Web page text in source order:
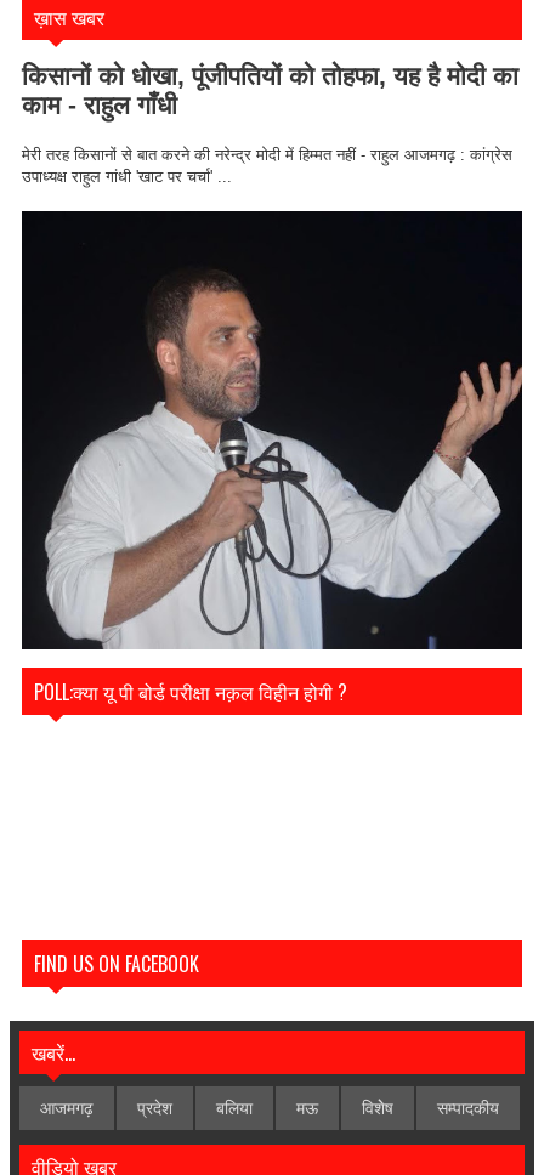
ख़ास खबर
किसानों को धोखा, पूंजीपतियों को तोहफा, यह है मोदी का
काम - राहुल गाँधी
मेरी तरह किसानों से बात करने की नरेन्द्र मोदी में हिम्मत नहीं - राहुल आजमगढ़ : कांग्रेस
उपाध्यक्ष राहुल गांधी 'खाट पर चर्चा' ...
POLL:क्या यू पी बोर्ड परीक्षा नक़ल विहीन होगी ?
FIND US ON FACEBOOK
खबरें...
आजमगढ़ प्रदेश बलिया मऊ विशेेष सम्पादकीय
वीडियो खबर